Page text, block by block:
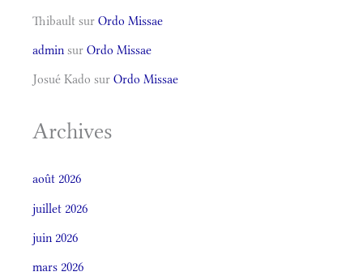
Thibault sur Ordo Missae
admin sur Ordo Missae
Josué Kado sur Ordo Missae
Archives
août 2026
juillet 2026
juin 2026
mars 2026